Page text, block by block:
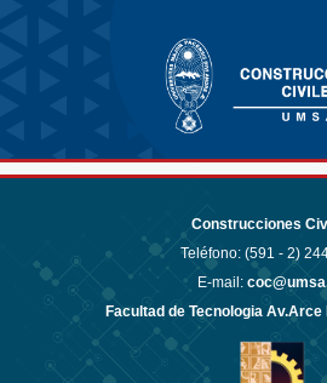
Construcciones
Teléfono: (591 - 2)
E-mail:
Facultad de Tecnologia Av.Arce